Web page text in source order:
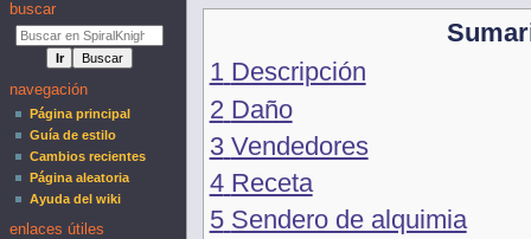
1 Descripción
2 Daño
3 Vendedores
4 Receta
5 Sendero de alquimia
buscar
navegación
Página principal
Guía de estilo
Cambios recientes
Página aleatoria
Ayuda del wiki
enlaces útiles